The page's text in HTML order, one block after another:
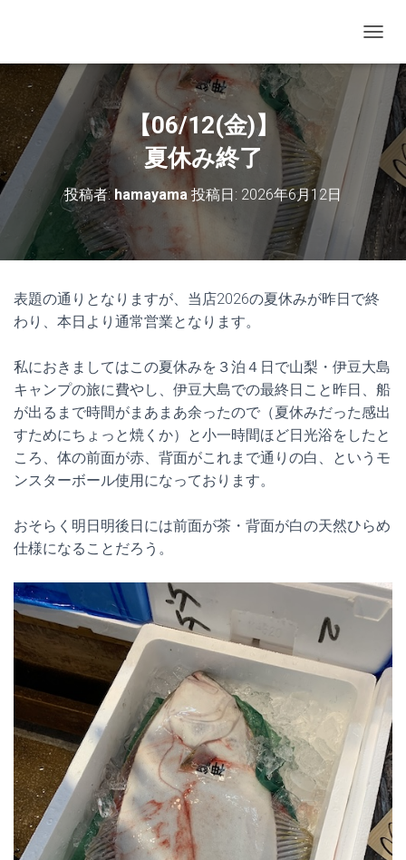
【06/12(金)】
夏休み終了
投稿者:hamayama 投稿日: 2026年6月12日
表題の通りとなりますが、当店2026の夏休みが昨日で終
わり、本日より通常営業となります。
私におきましてはこの夏休みを３泊４日で山梨・伊豆大島
キャンプの旅に費やし、伊豆大島での最終日こと昨日、船
が出るまで時間がまあまあ余ったので（夏休みだった感出
すためにちょっと焼くか）と小一時間ほど日光浴をしたと
ころ、体の前面が赤、背面がこれまで通りの白、というモ
ンスターボール使用になっております。
おそらく明日明後日には前面が茶・背面が白の天然ひらめ
仕様になることだろう。